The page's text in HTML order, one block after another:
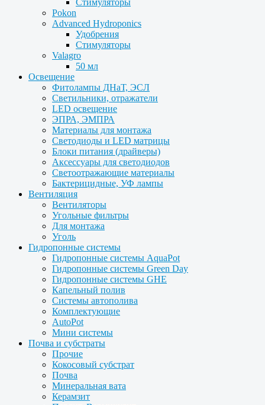
Стимуляторы
Pokon
Advanced Hydroponics
Удобрения
Стимуляторы
Valagro
50 мл
Освещение
Фитолампы ДНаТ, ЭСЛ
Светильники, отражатели
LED освещение
ЭПРА, ЭМПРА
Материалы для монтажа
Светодиоды и LED матрицы
Блоки питания (драйверы)
Аксессуары для светодиодов
Светоотражающие материалы
Бактерицидные, УФ лампы
Вентиляция
Вентиляторы
Угольные фильтры
Для монтажа
Уголь
Гидропонные системы
Гидропонные системы AquaPot
Гидропонные системы Green Day
Гидропонные системы GHE
Капельный полив
Системы автополива
Комплектующие
AutoPot
Мини системы
Почва и субстраты
Прочие
Кокосовый субстрат
Почва
Минеральная вата
Керамзит